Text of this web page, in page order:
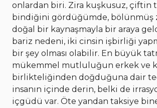
onlardan biri. Zira kuşkusuz, çiftin
bindiğini gördüğümde, bölünmüş
doğal bir kaynaşmayla bir araya
bariz nedeni, iki cinsin işbirliği
bir şey olması olabilir. En büyük
mükemmel mutluluğun erkek ve
birlikteliğinden doğduğuna dair
insanın içinde derin, belki de
içgüdü var. Öte yandan taksiye